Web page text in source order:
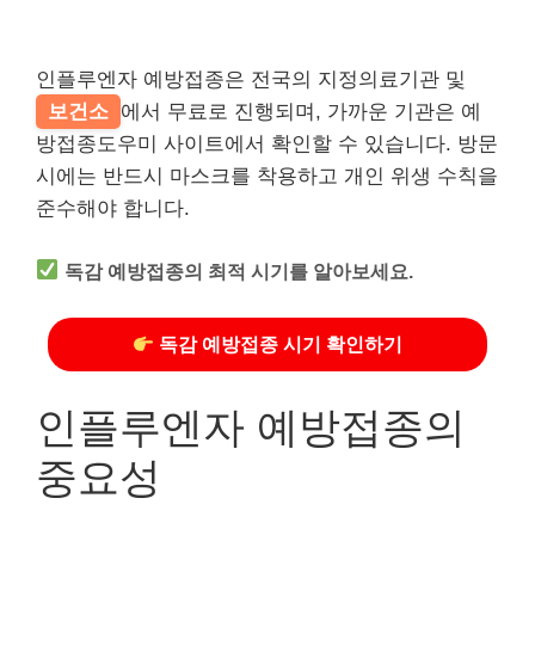
인플루엔자 예방접종은 전국의 지정의료기관 및
보건소 에서 무료로 진행되며, 가까운 기관은 예
방접종도우미 사이트에서 확인할 수 있습니다. 방문
시에는 반드시 마스크를 착용하고 개인 위생 수칙을
준수해야 합니다.
독감 예방접종의 최적 시기를 알아보세요.
독감 예방접종 시기 확인하기
인플루엔자 예방접종의
중요성